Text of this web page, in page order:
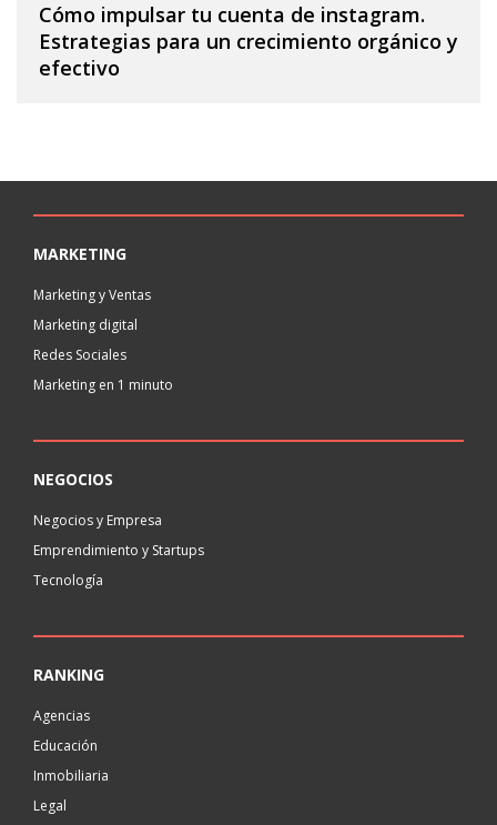
Cómo impulsar tu cuenta de instagram.
Estrategias para un crecimiento orgánico y
efectivo
MARKETING
Marketing y Ventas
Marketing digital
Redes Sociales
Marketing en 1 minuto
NEGOCIOS
Negocios y Empresa
Emprendimiento y Startups
Tecnología
RANKING
Agencias
Educación
Inmobiliaria
Legal